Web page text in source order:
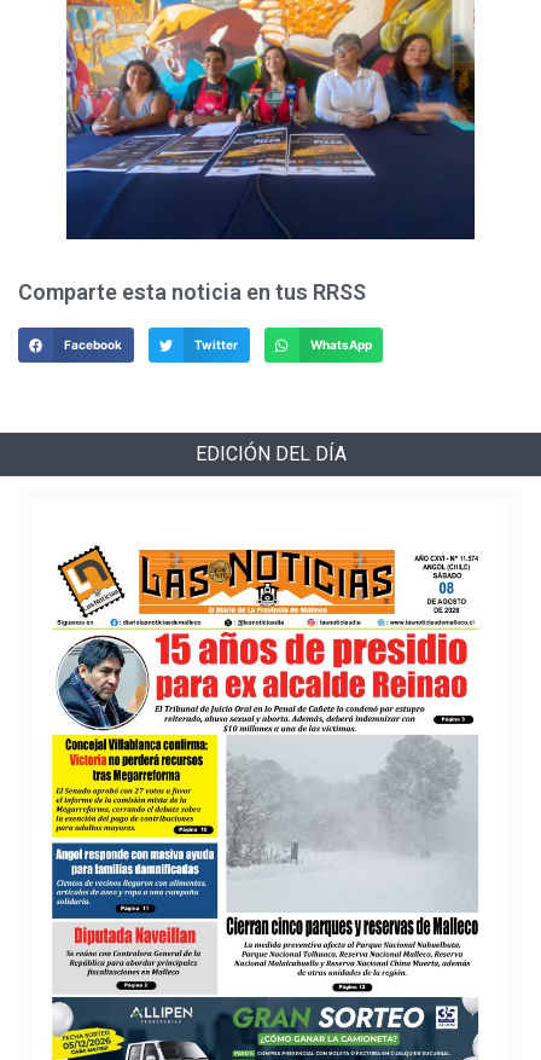
Comparte esta noticia en tus RRSS
Facebook Twitter WhatsApp
EDICIÓN DEL DÍA